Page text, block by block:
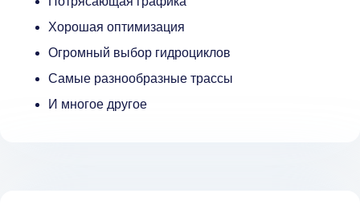
Хорошая оптимизация
Огромный выбор гидроциклов
Самые разнообразные трассы
И многое другое